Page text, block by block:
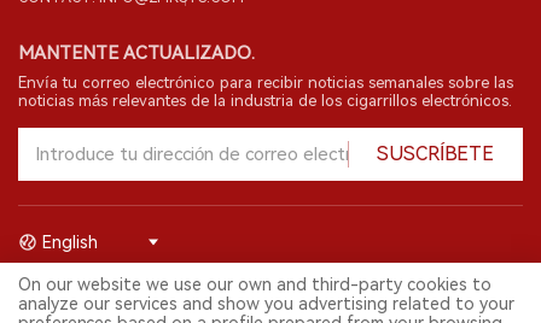
MANTENTE ACTUALIZADO.
Envía tu correo electrónico para recibir noticias semanales sobre las
noticias más relevantes de la industria de los cigarrillos electrónicos.
SUSCRÍBETE
© 2026 Shenzhen 2FIRSTS Technology Co.,Ltd. Todos los derechos
reservados.
English
On our website we use our own and third-party cookies to
analyze our services and show you advertising related to your